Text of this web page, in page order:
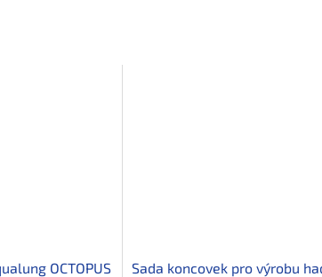
OCTOPUS
Sada koncovek pro výrobu